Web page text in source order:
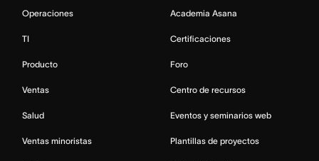
Operaciones
TI
Producto
Ventas
Salud
Ventas minoristas
Academia Asana
Certificaciones
Foro
Centro de recursos
Eventos y seminarios web
Plantillas de proyectos